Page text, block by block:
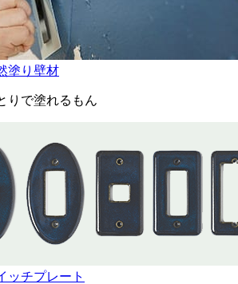
塗り壁材
りで塗れるもん
ッチプレート